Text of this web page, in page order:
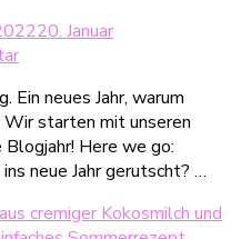
20. Januar
zu
Müslimuffins
–
unser
Beitrag
Veganuary
neues Jahr, warum
Wir starten mit unseren
Blogjahr! Here we go:
neue Jahr gerutscht? …